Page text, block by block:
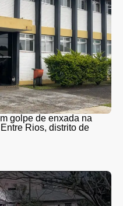
golpe de enxada na
Rios, distrito de